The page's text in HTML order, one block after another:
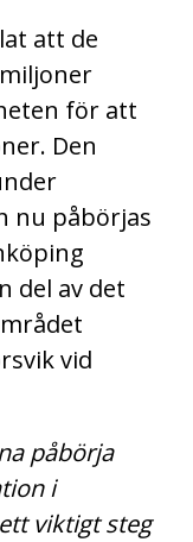
att de
för att
Den
nu påbörjas
del av det
vid
påbörja
i
viktigt steg